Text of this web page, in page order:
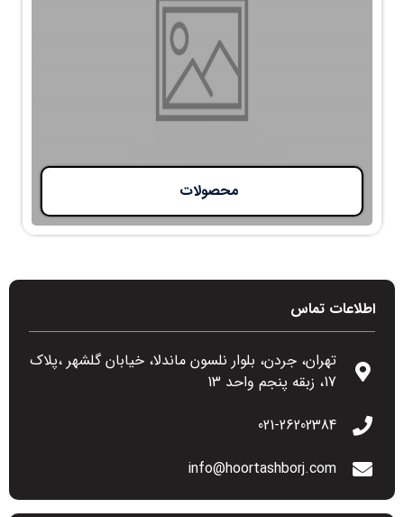
محصولات
اطلاعات تماس
تهران، جردن، بلوار نلسون ماندلا، خیابان گلشهر ،پلاک
17، زبقه پنجم واحد 13
021-26202384
info@hoortashborj.com